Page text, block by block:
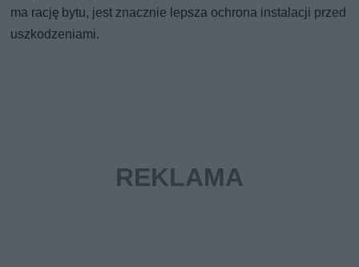
ma rację bytu, jest znacznie lepsza ochrona instalacji przed
uszkodzeniami.